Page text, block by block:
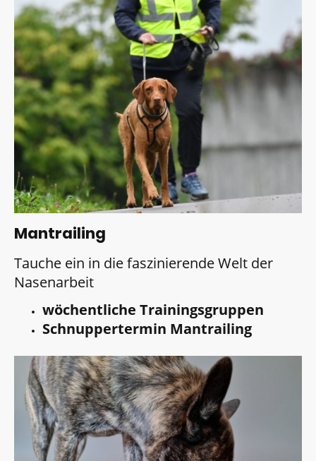
Mantrailing
Tauche ein in die faszinierende Welt der
Nasenarbeit
wöchentliche Trainingsgruppen
Schnuppertermin Mantrailing